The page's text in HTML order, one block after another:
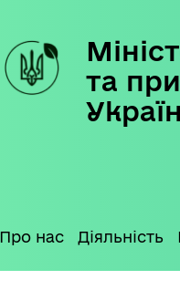
та
Про нас Діяльність